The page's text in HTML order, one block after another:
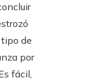
de
por
fácil,